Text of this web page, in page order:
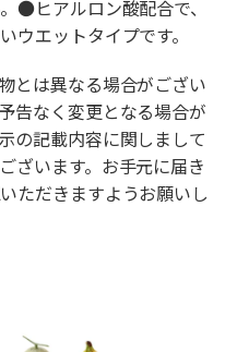
●ヒアルロン酸配合で、
ウエットタイプです。
とは異なる場合がござい
告なく変更となる場合が
の記載内容に関しまして
ざいます。お手元に届き
ただきますようお願いし